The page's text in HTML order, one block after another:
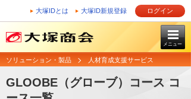
大塚IDとは 大塚ID新規登録 ログイン
メニュー
ソリューション・製品 人材育成支援サービス
GLOOBE（グローブ）コース コ